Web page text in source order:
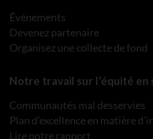
Événements
Devenez partenaire
Organisez une collecte de fond
Notre travail sur l’équité en
Communautés mal desservies
Plan d’excellence en matière
Lire notre rapport